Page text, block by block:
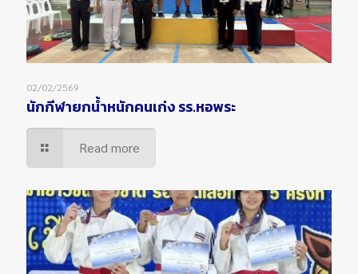
02/02/2569
นักกีฬายกน้ำหนักคนเก่ง รร.หอพระ
Read more